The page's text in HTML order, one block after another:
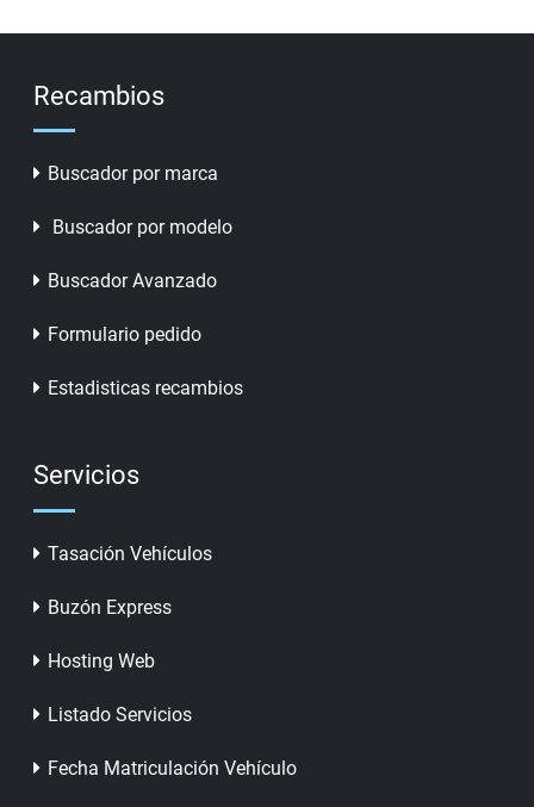
Recambios
Buscador por marca
Buscador por modelo
Buscador Avanzado
Formulario pedido
Estadisticas recambios
Servicios
Tasación Vehículos
Buzón Express
Hosting Web
Listado Servicios
Fecha Matriculación Vehículo